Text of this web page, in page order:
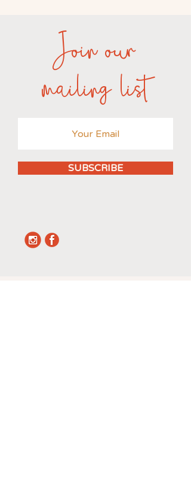
Join our
mailing list
SUBSCRIBE